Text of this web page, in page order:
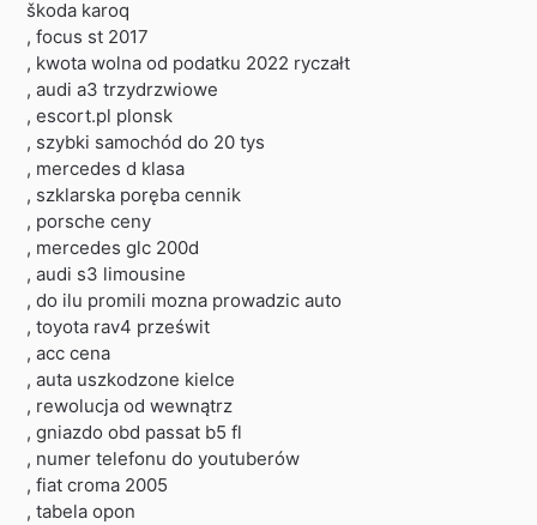
škoda karoq
, focus st 2017
, kwota wolna od podatku 2022 ryczałt
, audi a3 trzydrzwiowe
, escort.pl plonsk
, szybki samochód do 20 tys
, mercedes d klasa
, szklarska poręba cennik
, porsche ceny
, mercedes glc 200d
, audi s3 limousine
, do ilu promili mozna prowadzic auto
, toyota rav4 prześwit
, acc cena
, auta uszkodzone kielce
, rewolucja od wewnątrz
, gniazdo obd passat b5 fl
, numer telefonu do youtuberów
, fiat croma 2005
, tabela opon